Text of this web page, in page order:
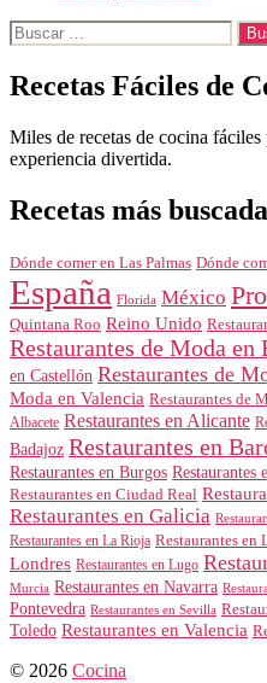
Buscar:
Recetas Fáciles de
Miles de recetas de cocina fáciles
experiencia divertida.
Recetas más
Dónde comer en Las Palmas Dónde
España Florida México
Quintana Roo Reino Unido
Restaurantes de Moda en
en Castellón Restaurantes de
Moda en Valencia Restaurantes de
Albacete Restaurantes en Alicante
Badajoz Restaurantes en
Restaurantes en Burgos Restaurantes
Restaurantes en Ciudad Real
Restaurantes en Galicia
Restaurantes en La Rioja Restaurantes en
Londres Restaurantes en Lugo
Murcia Restaurantes en Navarra
Pontevedra Restaurantes en Sevilla
Toledo Restaurantes en Valencia
© 2026 Cocina